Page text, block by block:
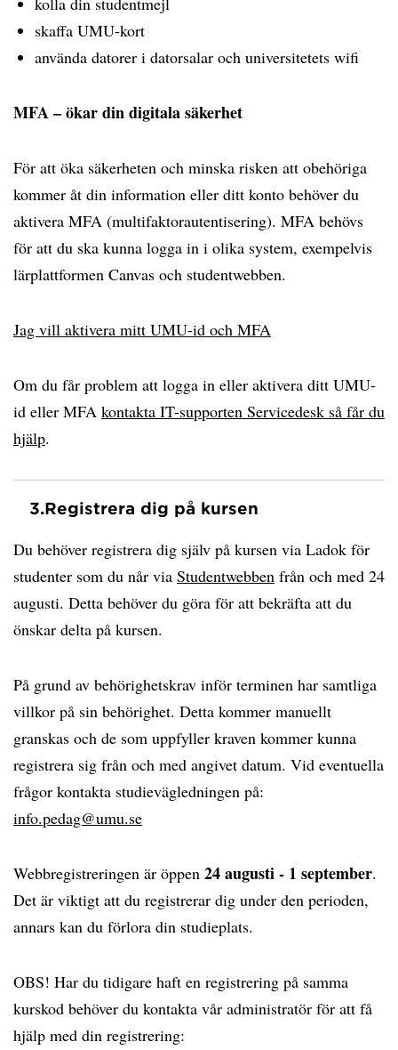
skaffa UMU-kort
använda datorer i datorsalar och universitetets wifi
MFA – ökar din digitala säkerhet
För att öka säkerheten och minska risken att obehöriga
kommer åt din information eller ditt konto behöver du
aktivera MFA (multifaktorautentisering). MFA behövs
för att du ska kunna logga in i olika system, exempelvis
lärplattformen Canvas och studentwebben.
Jag vill aktivera mitt UMU-id och MFA
Om du får problem att logga in eller aktivera ditt UMU-
id eller MFA kontakta IT-supporten Servicedesk så får du
hjälp.
3.Registrera dig på kursen
Du behöver registrera dig själv på kursen via Ladok för
studenter som du når via Studentwebben från och med 24
augusti. Detta behöver du göra för att bekräfta att du
önskar delta på kursen.
På grund av behörighetskrav inför terminen har samtliga
villkor på sin behörighet. Detta kommer manuellt
granskas och de som uppfyller kraven kommer kunna
registrera sig från och med angivet datum. Vid eventuella
frågor kontakta studievägledningen på:
info.pedag@umu.se
Webbregistreringen är öppen 24 augusti - 1 september.
Det är viktigt att du registrerar dig under den perioden,
annars kan du förlora din studieplats.
OBS! Har du tidigare haft en registrering på samma
kurskod behöver du kontakta vår administratör för att få
hjälp med din registrering: